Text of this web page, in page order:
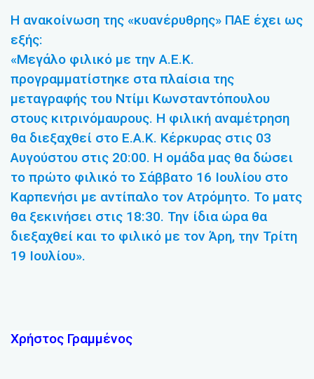
Η ανακοίνωση της «κυανέρυθρης» ΠΑΕ έχει ως
εξής:
«Μεγάλο φιλικό με την Α.Ε.Κ.
προγραμματίστηκε στα πλαίσια της
μεταγραφής του Ντίμι Κωνσταντόπουλου
στους κιτρινόμαυρους. Η φιλική αναμέτρηση
θα διεξαχθεί στο Ε.Α.Κ. Κέρκυρας στις 03
Αυγούστου στις 20:00. Η ομάδα μας θα δώσει
το πρώτο φιλικό το Σάββατο 16 Ιουλίου στο
Καρπενήσι με αντίπαλο τον Ατρόμητο. Το ματς
θα ξεκινήσει στις 18:30. Την ίδια ώρα θα
διεξαχθεί και το φιλικό με τον Άρη, την Τρίτη
19 Ιουλίου».
Χρήστος Γραμμένος